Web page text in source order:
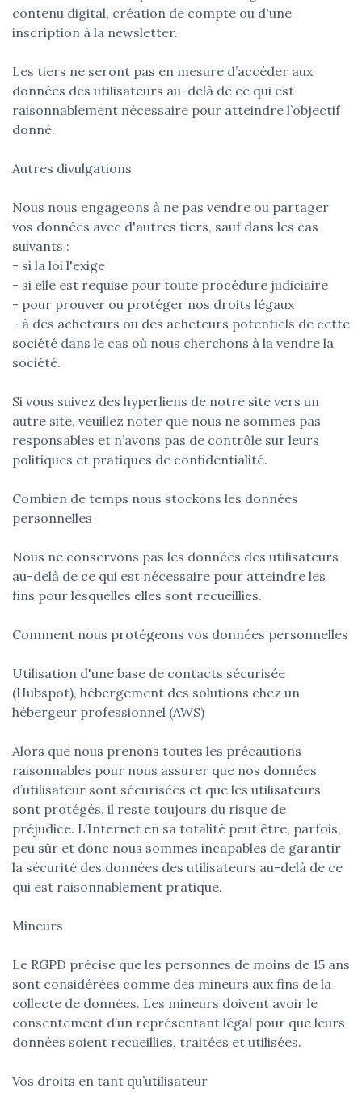
contenu digital, création de compte ou d'une
inscription à la newsletter.
Les tiers ne seront pas en mesure d’accéder aux
données des utilisateurs au-delà de ce qui est
raisonnablement nécessaire pour atteindre l’objectif
donné.
Autres divulgations
Nous nous engageons à ne pas vendre ou partager
vos données avec d'autres tiers, sauf dans les cas
suivants :
- si la loi l'exige
- si elle est requise pour toute procédure judiciaire
- pour prouver ou protéger nos droits légaux
- à des acheteurs ou des acheteurs potentiels de cette
société dans le cas où nous cherchons à la vendre la
société.
Si vous suivez des hyperliens de notre site vers un
autre site, veuillez noter que nous ne sommes pas
responsables et n’avons pas de contrôle sur leurs
politiques et pratiques de confidentialité.
Combien de temps nous stockons les données
personnelles
Nous ne conservons pas les données des utilisateurs
au-delà de ce qui est nécessaire pour atteindre les
fins pour lesquelles elles sont recueillies.
Comment nous protégeons vos données personnelles
Utilisation d'une base de contacts sécurisée
(Hubspot), hébergement des solutions chez un
hébergeur professionnel (AWS)
Alors que nous prenons toutes les précautions
raisonnables pour nous assurer que nos données
d’utilisateur sont sécurisées et que les utilisateurs
sont protégés, il reste toujours du risque de
préjudice. L’Internet en sa totalité peut être, parfois,
peu sûr et donc nous sommes incapables de garantir
la sécurité des données des utilisateurs au-delà de ce
qui est raisonnablement pratique.
Mineurs
Le RGPD précise que les personnes de moins de 15 ans
sont considérées comme des mineurs aux fins de la
collecte de données. Les mineurs doivent avoir le
consentement d’un représentant légal pour que leurs
données soient recueillies, traitées et utilisées.
Vos droits en tant qu’utilisateur